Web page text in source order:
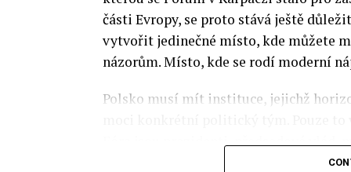
části Evropy, se proto stává ještě
vytvořit jedinečné místo, kde můžete
názorům. Místo, kde se rodí moderní
Polsko musí mít instituce, jejichž
Fóra jsou prezidenti, předsedové
prezidenti korporací, lidé z kultury,